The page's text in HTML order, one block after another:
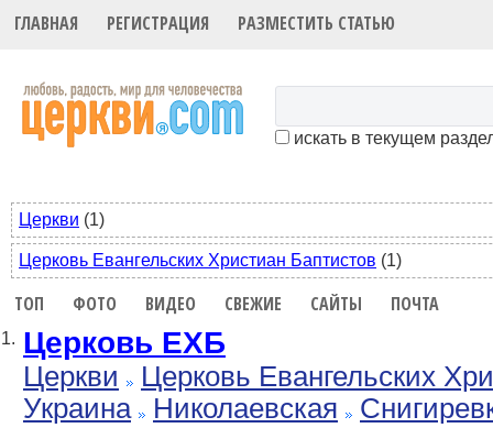
ГЛАВНАЯ РЕГИСТРАЦИЯ РАЗМЕСТИТЬ СТАТЬЮ
искать в текущем
Церкви (1)
Церковь Евангельских Христиан Баптистов (1)
ТОП ФОТО ВИДЕО СВЕЖИЕ САЙТЫ ПОЧТА
1. Церковь ЕХБ
Церкви
Церковь Евангельских
Украина
Николаевская